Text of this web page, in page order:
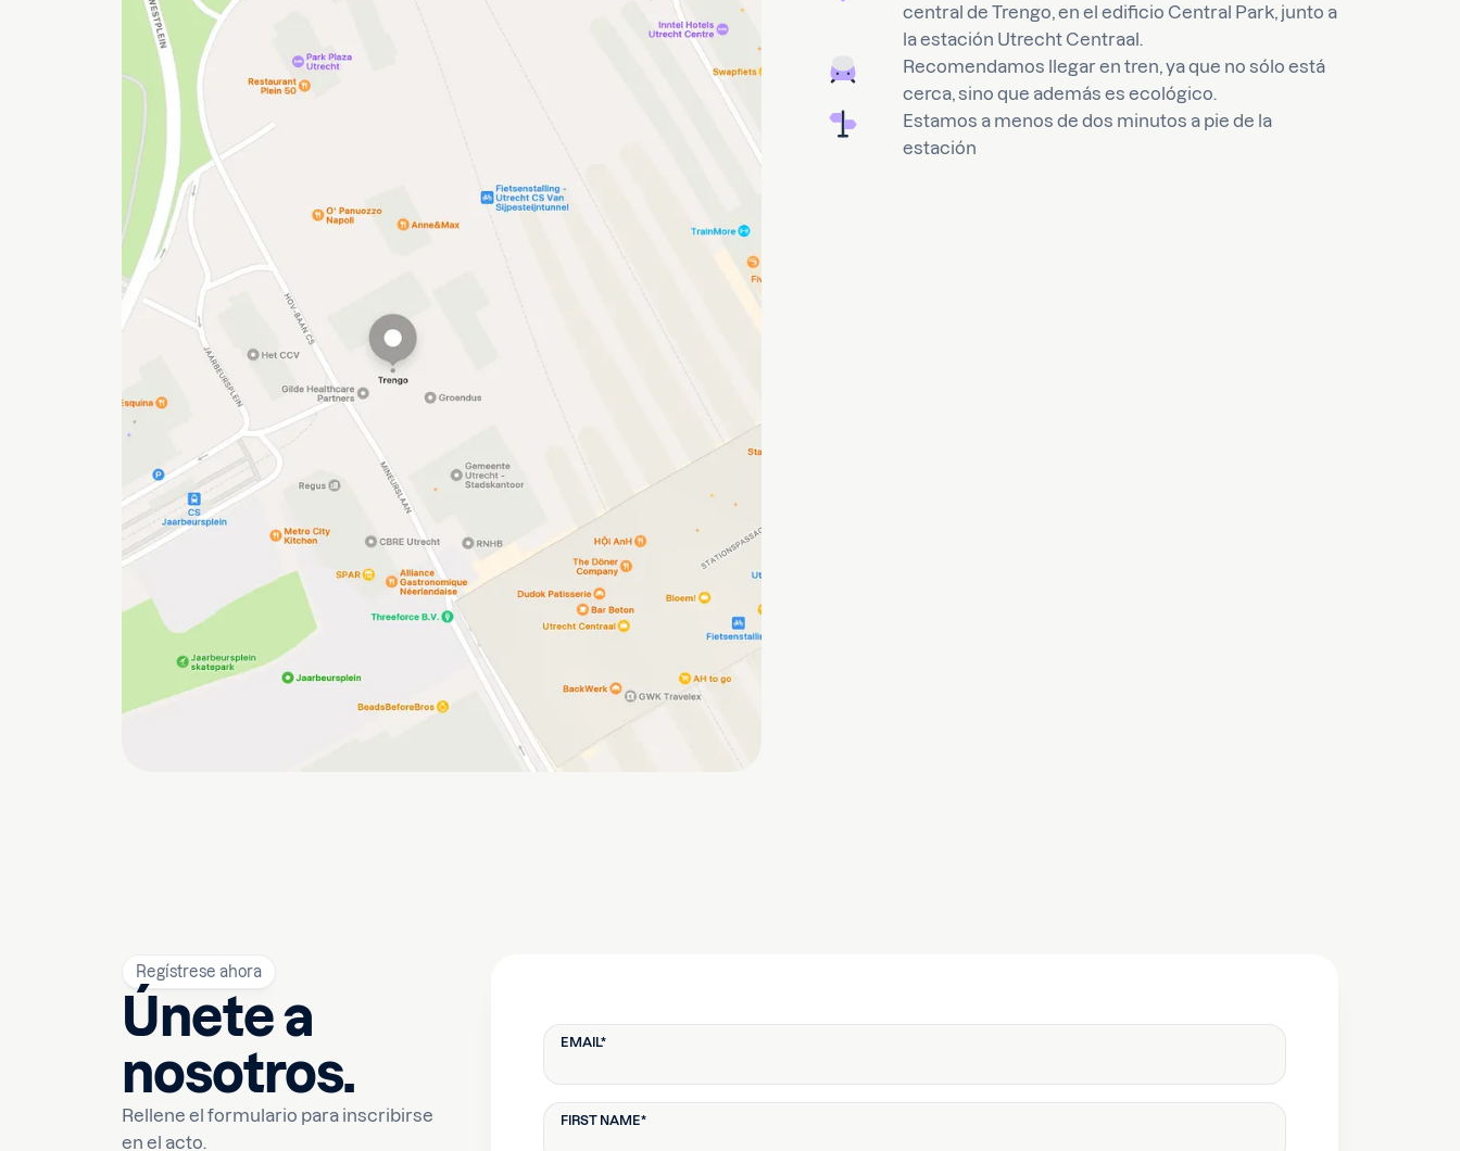
central de Trengo, en el edificio Central Park, junto a
la estación Utrecht Centraal.
Recomendamos llegar en tren, ya que no sólo está
cerca, sino que además es ecológico.
Estamos a menos de dos minutos a pie de la
estación
Regístrese ahora
Únete a
nosotros.
Rellene el formulario para inscribirse
en el acto.
EMAIL*
FIRST NAME*